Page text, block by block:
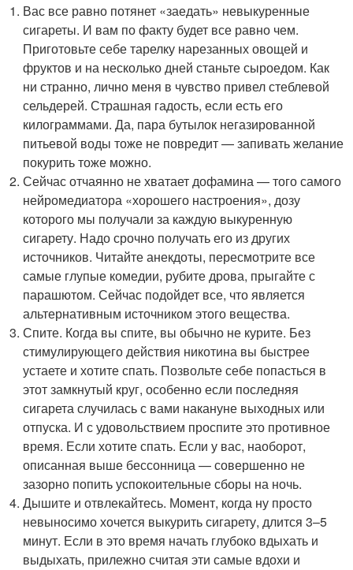
Вас все равно потянет «заедать» невыкуренные
сигареты. И вам по факту будет все равно чем.
Приготовьте себе тарелку нарезанных овощей и
фруктов и на несколько дней станьте сыроедом. Как
ни странно, лично меня в чувство привел стеблевой
сельдерей. Страшная гадость, если есть его
килограммами. Да, пара бутылок негазированной
питьевой воды тоже не повредит — запивать желание
покурить тоже можно.
Сейчас отчаянно не хватает дофамина — того самого
нейромедиатора «хорошего настроения», дозу
которого мы получали за каждую выкуренную
сигарету. Надо срочно получать его из других
источников. Читайте анекдоты, пересмотрите все
самые глупые комедии, рубите дрова, прыгайте с
парашютом. Сейчас подойдет все, что является
альтернативным источником этого вещества.
Спите. Когда вы спите, вы обычно не курите. Без
стимулирующего действия никотина вы быстрее
устаете и хотите спать. Позвольте себе попасться в
этот замкнутый круг, особенно если последняя
сигарета случилась с вами накануне выходных или
отпуска. И с удовольствием проспите это противное
время. Если хотите спать. Если у вас, наоборот,
описанная выше бессонница — совершенно не
зазорно попить успокоительные сборы на ночь.
Дышите и отвлекайтесь. Момент, когда ну просто
невыносимо хочется выкурить сигарету, длится 3–5
минут. Если в это время начать глубоко вдыхать и
выдыхать, прилежно считая эти самые вдохи и